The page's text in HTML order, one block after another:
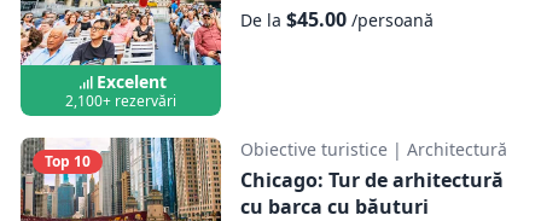
Excelent
2,100+ rezervări
De la $45.00/persoană
Top 10
Obiective turistice | Architectură
Chicago: Tur de arhitectură
cu barca cu băuturi